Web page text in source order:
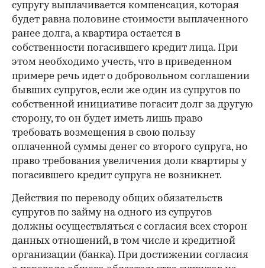
супругу выплачивается компенсация, которая
будет равна половине стоимости выплаченного
ранее долга, а квартира остается в
собственности погасившего кредит лица. При
этом необходимо учесть, что в приведенном
примере речь идет о добровольном соглашении
бывших супругов, если же один из супругов по
собственной инициативе погасит долг за другую
сторону, то он будет иметь лишь право
требовать возмещения в свою пользу
оплаченной суммы денег со второго супруга, но
право требования увеличения доли квартиры у
погасившего кредит супруга не возникнет.
Действия по переводу общих обязательств
супругов по займу на одного из супругов
должны осуществляться с согласия всех сторон
данных отношений, в том числе и кредитной
организации (банка). При достижении согласия